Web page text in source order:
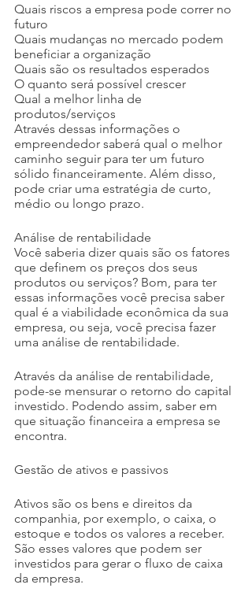
Quais riscos a empresa pode correr no
futuro
Quais mudanças no mercado podem
beneficiar a organização
Quais são os resultados esperados
O quanto será possível crescer
Qual a melhor linha de
produtos/serviços
Através dessas informações o
empreendedor saberá qual o melhor
caminho seguir para ter um futuro
sólido financeiramente. Além disso,
pode criar uma estratégia de curto,
médio ou longo prazo.
Análise de rentabilidade
Você saberia dizer quais são os fatores
que definem os preços dos seus
produtos ou serviços? Bom, para ter
essas informações você precisa saber
qual é a viabilidade econômica da sua
empresa, ou seja, você precisa fazer
uma análise de rentabilidade.
Através da análise de rentabilidade,
pode-se mensurar o retorno do capital
investido. Podendo assim, saber em
que situação financeira a empresa se
encontra.
Gestão de ativos e passivos
Ativos são os bens e direitos da
companhia, por exemplo, o caixa, o
estoque e todos os valores a receber.
São esses valores que podem ser
investidos para gerar o fluxo de caixa
da empresa.